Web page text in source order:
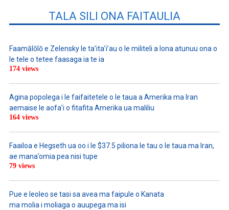
TALA SILI ONA FAITAULIA
Faamālōlō e Zelensky le ta’ita’i’au o le militeli a lona atunuu ona o
le tele o tetee faasaga ia te ia
174 views
Agina popolega i le faifaitetele o le taua a Amerika ma Iran
aemaise le aofa’i o fitafita Amerika ua maliliu
164 views
Faailoa e Hegseth ua oo i le $37.5 piliona le tau o le taua ma Iran,
ae mana’omia pea nisi tupe
79 views
Pue e leoleo se tasi sa avea ma faipule o Kanata
ma molia i moliaga o auupega ma isi